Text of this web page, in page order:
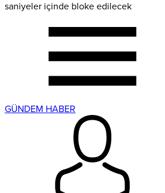
GÜNDEM HABER